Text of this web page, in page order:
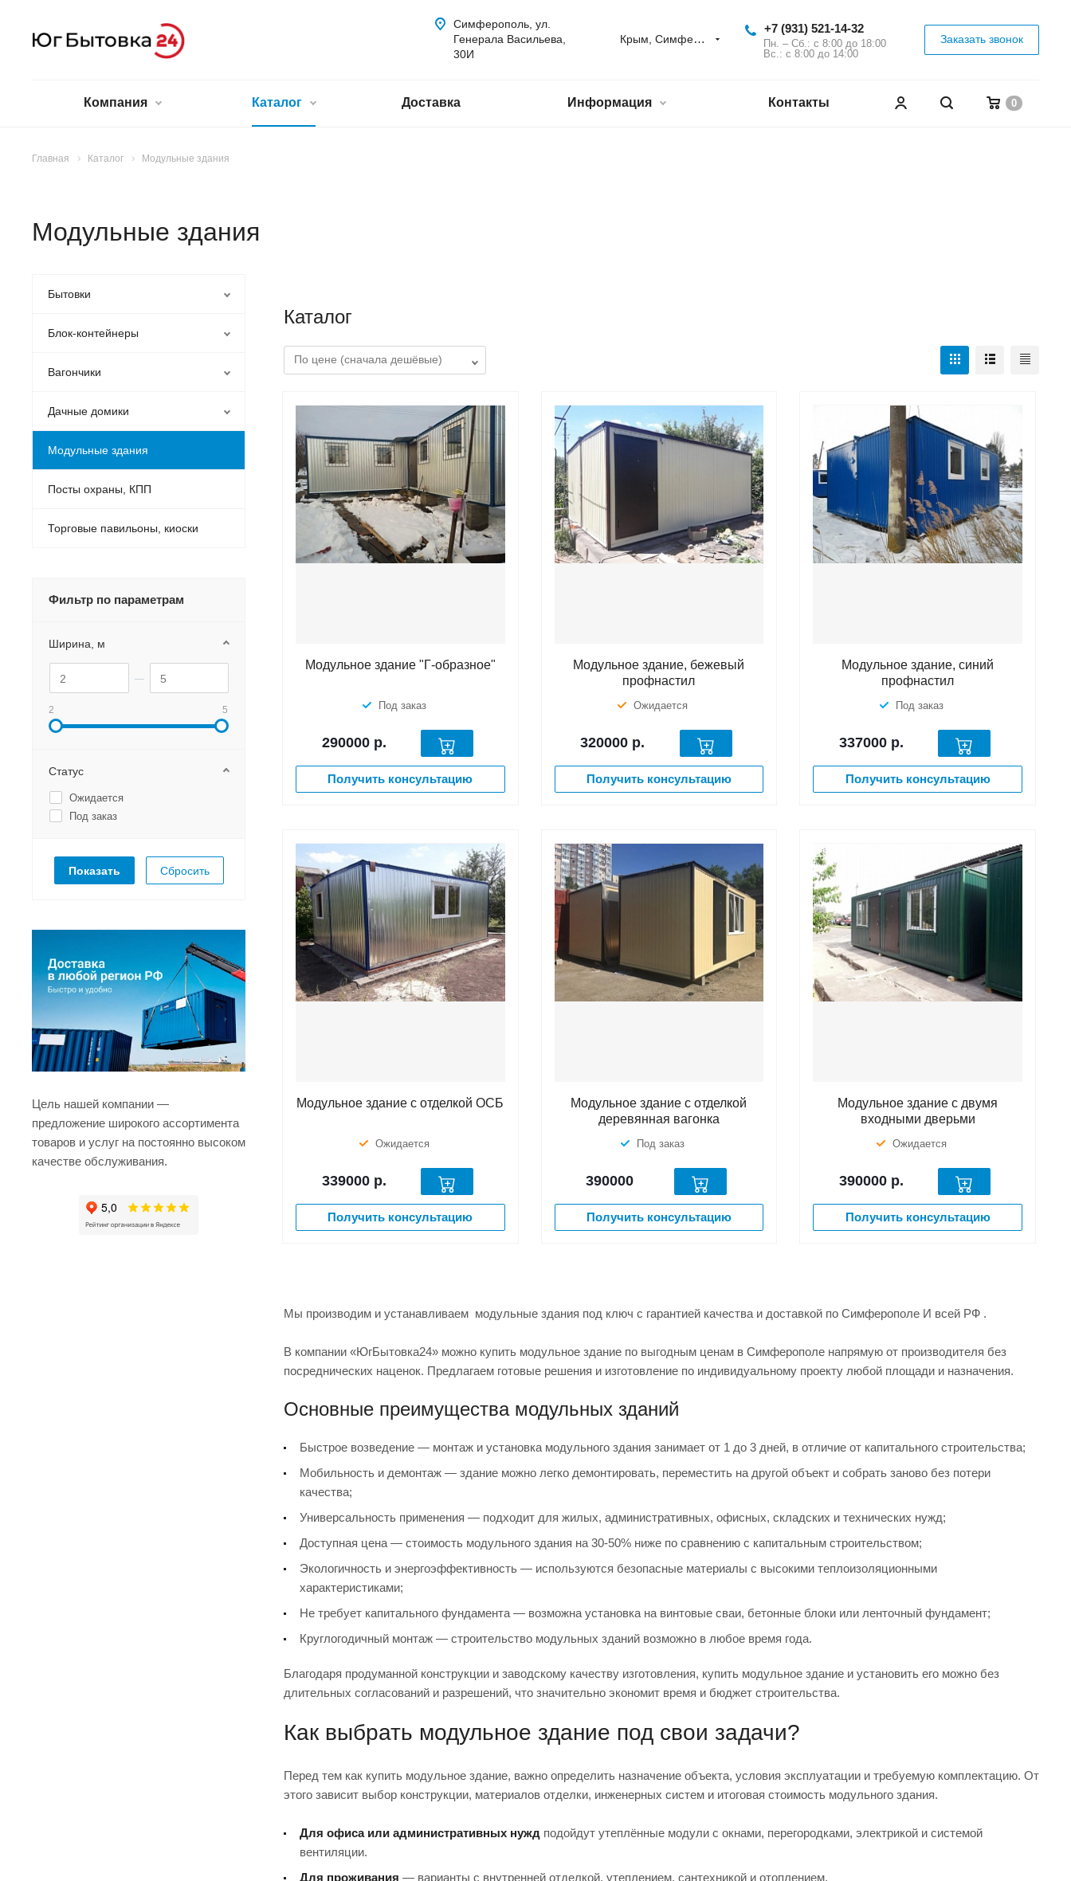
Крым, Симферополь
+7 (931) 521-14-32
Пн. – Сб.: с 8:00 до 18:00
Вс.: с 8:00 до 14:00
Заказать звонок
Симферополь, ул.
Генерала Васильева,
30И
0
Компания Каталог Доставка Информация Контакты
Главная Каталог Модульные здания
Модульные здания
Каталог
Модульное здание "Г-образное"
Под заказ
290000 р.
Получить консультацию
Модульное здание, бежевый
профнастил
Ожидается
320000 р.
Получить консультацию
Модульное здание, синий
профнастил
Под заказ
337000 р.
Получить консультацию
Модульное здание с отделкой ОСБ
Ожидается
339000 р.
Получить консультацию
Модульное здание с отделкой
деревянная вагонка
Под заказ
390000
Получить консультацию
Модульное здание с двумя
входными дверьми
Ожидается
390000 р.
Получить консультацию
Мы производим и устанавливаем модульные здания под ключ с гарантией качества и доставкой по Симферополе И всей РФ .
В компании «ЮгБытовка24» можно купить модульное здание по выгодным ценам в Симферополе напрямую от производителя без
посреднических наценок. Предлагаем готовые решения и изготовление по индивидуальному проекту любой площади и назначения.
Основные преимущества модульных зданий
Быстрое возведение — монтаж и установка модульного здания занимает от 1 до 3 дней, в отличие от капитального строительства;
Мобильность и демонтаж — здание можно легко демонтировать, переместить на другой объект и собрать заново без потери
качества;
Универсальность применения — подходит для жилых, административных, офисных, складских и технических нужд;
Доступная цена — стоимость модульного здания на 30-50% ниже по сравнению с капитальным строительством;
Экологичность и энергоэффективность — используются безопасные материалы с высокими теплоизоляционными
характеристиками;
Не требует капитального фундамента — возможна установка на винтовые сваи, бетонные блоки или ленточный фундамент;
Круглогодичный монтаж — строительство модульных зданий возможно в любое время года.
Благодаря продуманной конструкции и заводскому качеству изготовления, купить модульное здание и установить его можно без
длительных согласований и разрешений, что значительно экономит время и бюджет строительства.
Как выбрать модульное здание под свои задачи?
Перед тем как купить модульное здание, важно определить назначение объекта, условия эксплуатации и требуемую комплектацию. От
этого зависит выбор конструкции, материалов отделки, инженерных систем и итоговая стоимость модульного здания.
Для офиса или административных нужд подойдут утеплённые модули с окнами, перегородками, электрикой и системой
вентиляции.
Для проживания — варианты с внутренней отделкой, утеплением, сантехникой и отоплением.
Бытовки
Блок-контейнеры
Вагончики
Дачные домики
Модульные здания
Посты охраны, КПП
Торговые павильоны, киоски
Фильтр по параметрам
Ширина, м
2 5
Статус
Ожидается
Под заказ
Сбросить
Цель нашей компании —
предложение широкого ассортимента
товаров и услуг на постоянно высоком
качестве обслуживания.